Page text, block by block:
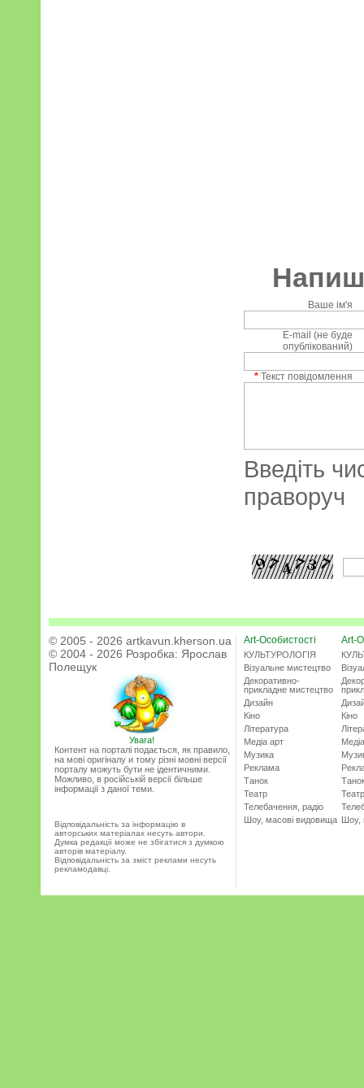
Ваше ім'я
E-mail (не буде
опублікований)
* Текст повідомлення
Введіть
праворуч
© 2005 - 2026 artkavun.kherson.ua
© 2004 - 2026 Розробка: Ярослав
Полещук
Увага!
Контент на порталі подається, як правило,
на мові оригіналу и тому різні мовні версії
порталу можуть бути не ідентичними.
Можливо, в російській версії більше
інформації з даної теми.
Відповідальність за інформацію в
авторських матеріалах несуть автори.
Думка редакції може не збігатися з думкою
авторів матеріалу.
Відповідальність за зміст реклами несуть
рекламодавці.
Art-Особистості
КУЛЬТУРОЛОГІЯ
Візуальне мистецтво
Декоративно-
прикладне мистецтво
Дизайн
Кіно
Література
Медіа арт
Музика
Реклама
Танок
Театр
Телебачення, радіо
Шоу, масові видовища
Art-
Кіно
Театр
Шоу,